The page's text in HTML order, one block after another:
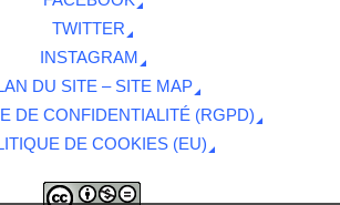
TWITTER
INSTAGRAM
DU SITE – SITE MAP
DE CONFIDENTIALITÉ (RGPD)
DE COOKIES (EU)